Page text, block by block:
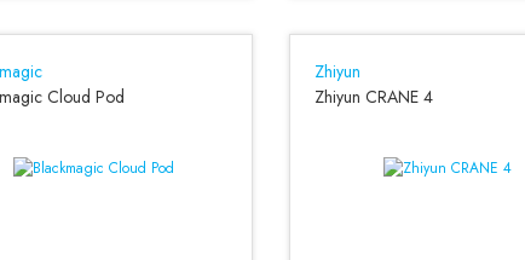
Cloud Pod
Zhiyun
Zhiyun CRANE 4